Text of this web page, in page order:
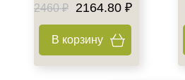
Матирование
Моделирование
2460 ₽
2164.80 ₽
В корзину